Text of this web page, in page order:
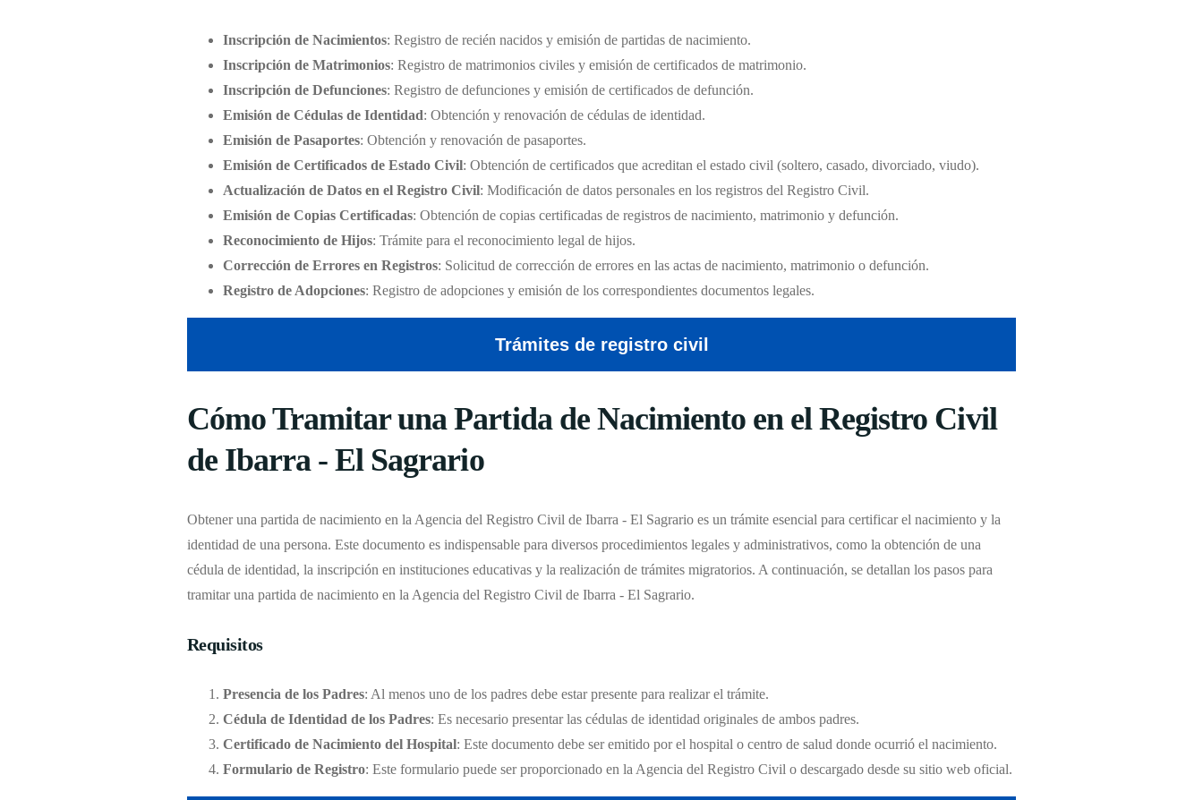
Inscripción de Nacimientos: Registro de recién nacidos y emisión de partidas de nacimiento.
Inscripción de Matrimonios: Registro de matrimonios civiles y emisión de certificados de matrimonio.
Inscripción de Defunciones: Registro de defunciones y emisión de certificados de defunción.
Emisión de Cédulas de Identidad: Obtención y renovación de cédulas de identidad.
Emisión de Pasaportes: Obtención y renovación de pasaportes.
Emisión de Certificados de Estado Civil: Obtención de certificados que acreditan el estado civil (soltero, casado, divorciado, viudo).
Actualización de Datos en el Registro Civil: Modificación de datos personales en los registros del Registro Civil.
Emisión de Copias Certificadas: Obtención de copias certificadas de registros de nacimiento, matrimonio y defunción.
Reconocimiento de Hijos: Trámite para el reconocimiento legal de hijos.
Corrección de Errores en Registros: Solicitud de corrección de errores en las actas de nacimiento, matrimonio o defunción.
Registro de Adopciones: Registro de adopciones y emisión de los correspondientes documentos legales.
Trámites de registro civil
Cómo Tramitar una Partida de Nacimiento en el Registro Civil
de Ibarra - El Sagrario
Obtener una partida de nacimiento en la Agencia del Registro Civil de Ibarra - El Sagrario es un trámite esencial para certificar el nacimiento y la
identidad de una persona. Este documento es indispensable para diversos procedimientos legales y administrativos, como la obtención de una
cédula de identidad, la inscripción en instituciones educativas y la realización de trámites migratorios. A continuación, se detallan los pasos para
tramitar una partida de nacimiento en la Agencia del Registro Civil de Ibarra - El Sagrario.
Requisitos
Presencia de los Padres: Al menos uno de los padres debe estar presente para realizar el trámite.
Cédula de Identidad de los Padres: Es necesario presentar las cédulas de identidad originales de ambos padres.
Certificado de Nacimiento del Hospital: Este documento debe ser emitido por el hospital o centro de salud donde ocurrió el nacimiento.
Formulario de Registro: Este formulario puede ser proporcionado en la Agencia del Registro Civil o descargado desde su sitio web oficial.